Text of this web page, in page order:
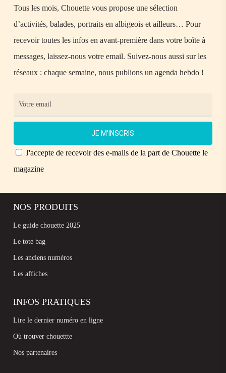
Tous les mois, Chouette vous propose une sélection
d’activités, balades, portraits en albigeois et ailleurs… Pour
recevoir toutes les infos en avant-première dans votre boîte à
messages, laissez-nous votre email. Suivez-nous aussi sur les
réseaux : chaque semaine, nous publions un agenda hebdo !
J'accepte de recevoir des e-mails de la part de Chouette le
magazine
NOS PRODUITS
Le guide chouette 2025
Le tote bag
Les anciens numéros
Les affiches
INFOS PRATIQUES
Lire le dernier numéro en ligne
Où trouver chouettte
Nos partenaires